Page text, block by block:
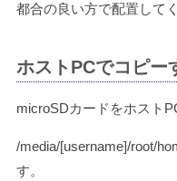
都合の良い方で配置して
ホストPCでコピー
microSDカードをホスト
/media/[username]/root/
す。